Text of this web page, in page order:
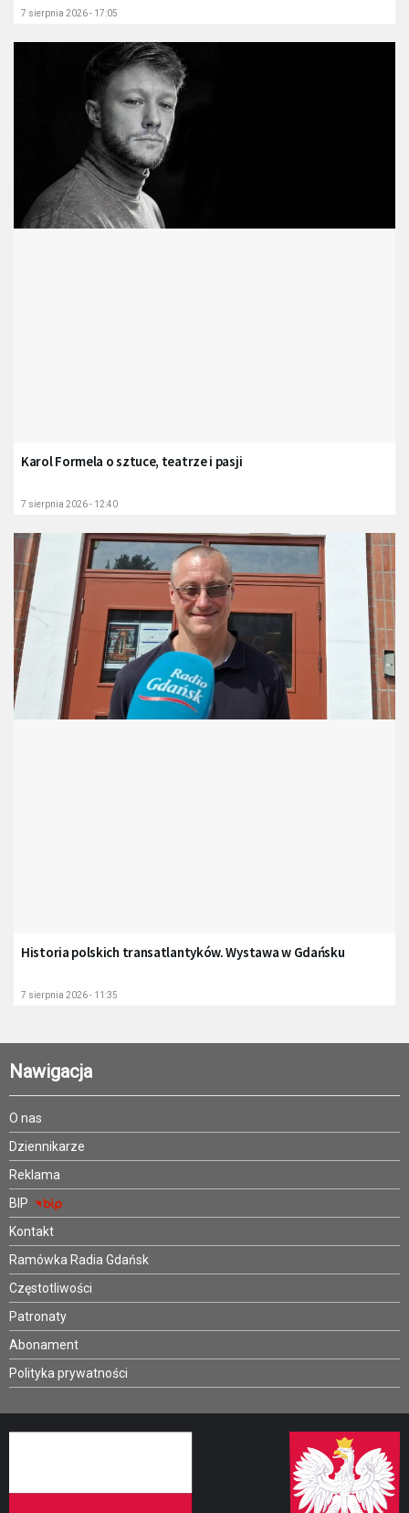
7 sierpnia 2026 - 17:05
Karol Formela o sztuce, teatrze i pasji
7 sierpnia 2026 - 12:40
Historia polskich transatlantyków. Wystawa w Gdańsku
7 sierpnia 2026 - 11:35
Nawigacja
O nas
Dziennikarze
Reklama
BIP
Kontakt
Ramówka Radia Gdańsk
Częstotliwości
Patronaty
Abonament
Polityka prywatności